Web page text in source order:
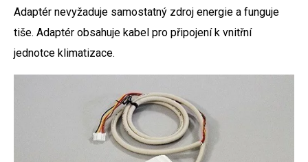
Adaptér nevyžaduje samostatný zdroj energie a funguje
tiše. Adaptér obsahuje kabel pro připojení k vnitřní
jednotce klimatizace.